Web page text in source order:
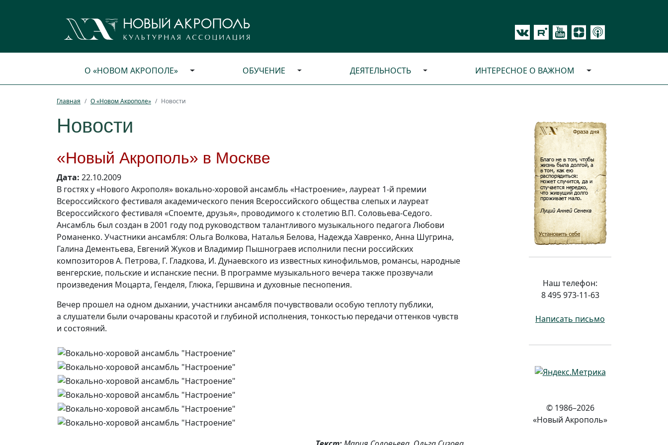
О «НОВОМ АКРОПОЛЕ» ОБУЧЕНИЕ ДЕЯТЕЛЬНОСТЬ ИНТЕРЕСНОЕ О ВАЖНОМ
Главная О «Новом Акрополе» Новости
Новости
«Новый Акрополь» в Москве
Дата: 22.10.2009
В гостях у «Нового Акрополя» вокально-хоровой ансамбль «Настроение», лауреат 1-й премии
Всероссийского фестиваля академического пения Всероссийского общества слепых и лауреат
Всероссийского фестиваля «Споемте, друзья», проводимого к столетию В.П. Соловьева-Седого.
Ансамбль был создан в 2001 году под руководством талантливого музыкального педагога Любови
Романенко. Участники ансамбля: Ольга Волкова, Наталья Белова, Надежда Хавренко, Анна Шугрина,
Галина Дементьева, Евгений Жуков и Владимир Пышнограев исполнили песни российских
композиторов А. Петрова, Г. Гладкова, И. Дунаевского из известных кинофильмов, романсы, народные
венгерские, польские и испанские песни. В программе музыкального вечера также прозвучали
произведения Моцарта, Генделя, Глюка, Гершвина и духовные песнопения.
Вечер прошел на одном дыхании, участники ансамбля почувствовали особую теплоту публики,
а слушатели были очарованы красотой и глубиной исполнения, тонкостью передачи оттенков чувств
и состояний.
Наш телефон:
8 495 973-11-63
Написать письмо
© 1986–2026
«Новый Акрополь»